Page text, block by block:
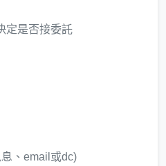
定是否接委託
、email或dc)